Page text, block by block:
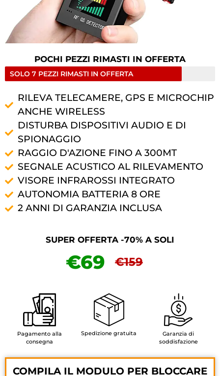
POCHI PEZZI RIMASTI IN OFFERTA
SOLO 7 PEZZI RIMASTI IN OFFERTA
RILEVA TELECAMERE, GPS E MICROCHIP
ANCHE WIRELESS
DISTURBA DISPOSITIVI AUDIO E DI
SPIONAGGIO
RAGGIO D'AZIONE FINO A 300MT
SEGNALE ACUSTICO AL RILEVAMENTO
VISORE INFRAROSSI INTEGRATO
AUTONOMIA BATTERIA 8 ORE
2 ANNI DI GARANZIA INCLUSA
SUPER OFFERTA -70% A SOLI
€69 €159
Pagamento alla
consegna
Spedizione gratuita
Garanzia di
soddisfazione
COMPILA IL MODULO PER BLOCCARE